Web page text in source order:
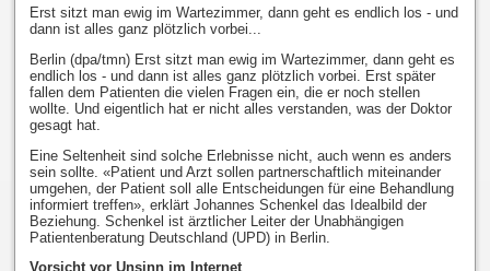
Erst sitzt man ewig im Wartezimmer, dann geht es endlich los - und
dann ist alles ganz plötzlich vorbei...
Berlin (dpa/tmn) Erst sitzt man ewig im Wartezimmer, dann geht es
endlich los - und dann ist alles ganz plötzlich vorbei. Erst später
fallen dem Patienten die vielen Fragen ein, die er noch stellen
wollte. Und eigentlich hat er nicht alles verstanden, was der Doktor
gesagt hat.
Eine Seltenheit sind solche Erlebnisse nicht, auch wenn es anders
sein sollte. «Patient und Arzt sollen partnerschaftlich miteinander
umgehen, der Patient soll alle Entscheidungen für eine Behandlung
informiert treffen», erklärt Johannes Schenkel das Idealbild der
Beziehung. Schenkel ist ärztlicher Leiter der Unabhängigen
Patientenberatung Deutschland (UPD) in Berlin.
Vorsicht vor Unsinn im Internet